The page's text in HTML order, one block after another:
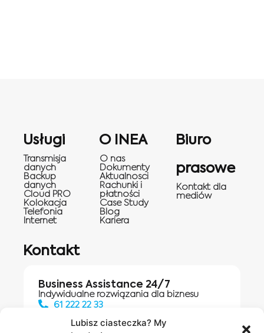
Lubisz ciasteczka? My
Usługi
Transmisja
danych
Backup
danych
Cloud PRO
Kolokacja
Telefonia
Internet
O INEA
O nas
Dokumenty
Aktualnosci
Rachunki i
płatności
Case Study
Blog
Kariera
Biuro
prasowe
Kontakt dla
mediów
Kontakt
Business Assistance 24/7
Indywidualne rozwiązania dla biznesu
61 222 22 33